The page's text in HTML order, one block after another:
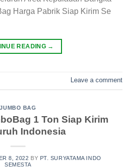
Harga Pabrik Siap Kirim Se
READING →
Leave a comment
JUMBO BAG
1 Ton Siap Kirim
Indonesia
8, 2022 BY PT. SURYATAMA INDO
SEMESTA